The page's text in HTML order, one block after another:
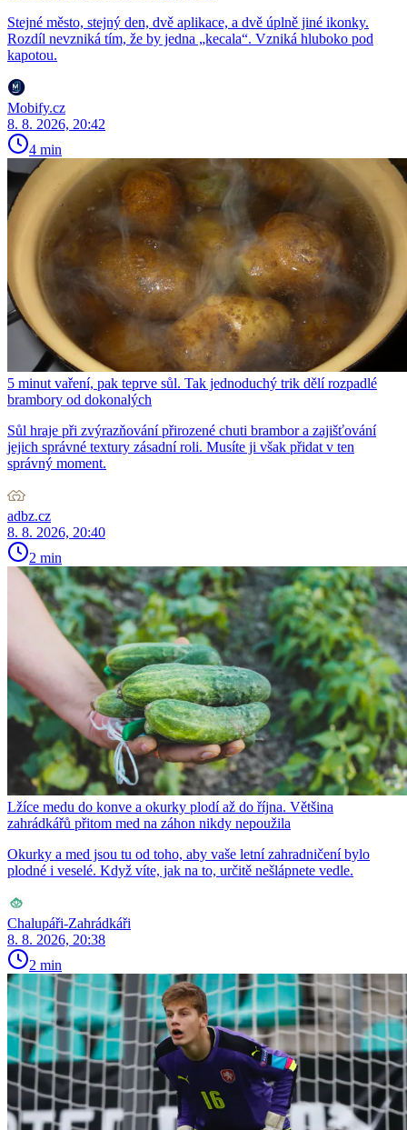
Stejné město, stejný den, dvě aplikace, a dvě úplně jiné ikonky.
Rozdíl nevzniká tím, že by jedna „kecala“. Vzniká hluboko pod
kapotou.
Mobify.cz
8. 8. 2026, 20:42
4 min
5 minut vaření, pak teprve sůl. Tak jednoduchý trik dělí rozpadlé
brambory od dokonalých
Sůl hraje při zvýrazňování přirozené chuti brambor a zajišťování
jejich správné textury zásadní roli. Musíte ji však přidat v ten
správný moment.
adbz.cz
8. 8. 2026, 20:40
2 min
Lžíce medu do konve a okurky plodí až do října. Většina
zahrádkářů přitom med na záhon nikdy nepoužila
Okurky a med jsou tu od toho, aby vaše letní zahradničení bylo
plodné i veselé. Když víte, jak na to, určitě nešlápnete vedle.
Chalupáři-Zahrádkáři
8. 8. 2026, 20:38
2 min